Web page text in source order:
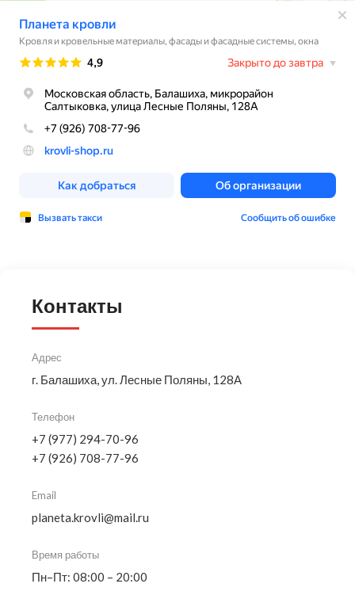
Контакты
Адрес
г. Балашиха, ул. Лесные Поляны, 128А
Телефон
+7 (977) 294-70-96
+7 (926) 708-77-96
Email
planeta.krovli@mail.ru
Время работы
Пн–Пт: 08:00 – 20:00